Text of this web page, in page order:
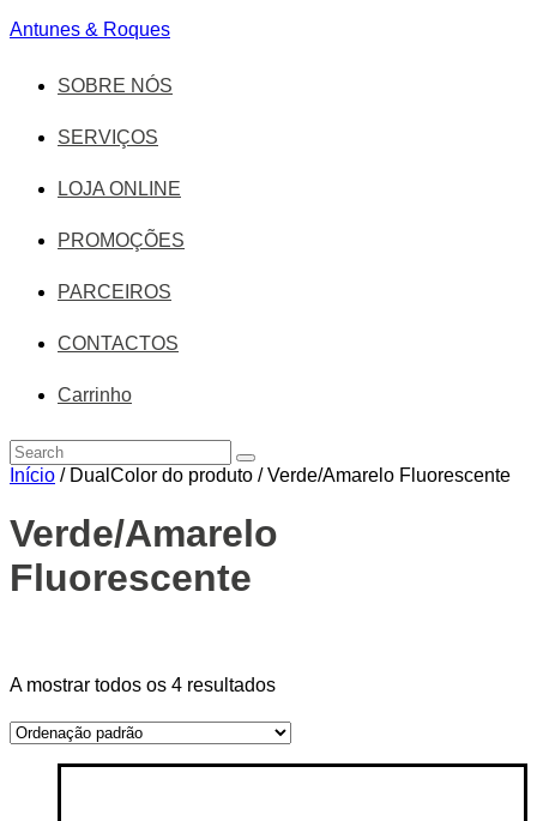
Antunes & Roques
SOBRE NÓS
SERVIÇOS
LOJA ONLINE
PROMOÇÕES
PARCEIROS
CONTACTOS
Carrinho
Início / DualColor do produto / Verde/Amarelo Fluorescente
Verde/Amarelo
Fluorescente
On sale(14)
A mostrar todos os 4 resultados